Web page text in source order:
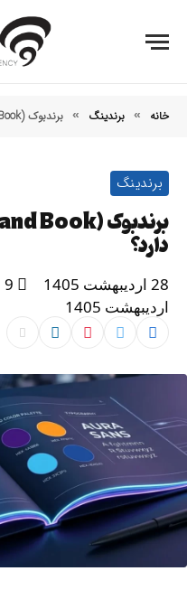
خانه » برندینگ » برندبوک (Brand Book) چیست و چه کاربردی دارد؟
برندینگ
دارد؟
28 اردیبهشت 1405 9 دقیقه
اردیبهشت 1405